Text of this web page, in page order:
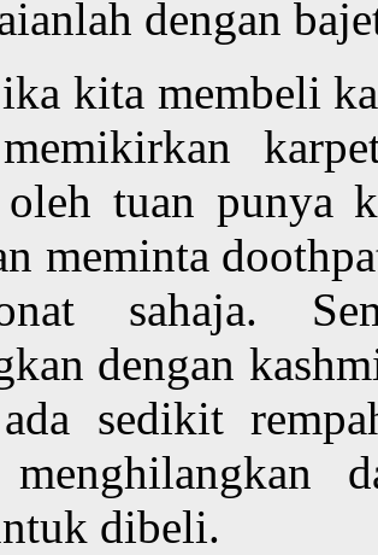
dengan
kita membeli
tuan punya
meminta
sahaja.
dengan
sedikit
dibeli.